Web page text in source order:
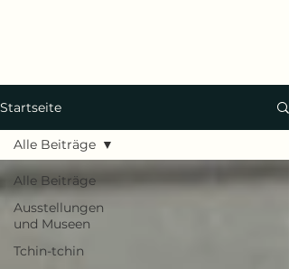
Startseite
Alle Beiträge
Ausstellungen
und Museen
Tchin-tchin
Alle Beiträge